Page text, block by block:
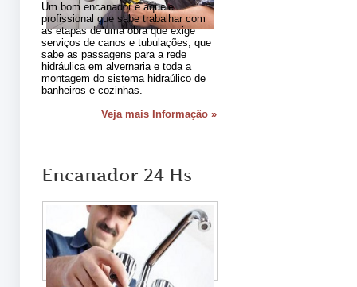
Um bom encanador é aquele
profissional que sabe trabalhar com
as etapas de uma obra que exige
serviços de canos e tubulações, que
sabe as passagens para a rede
hidráulica em alvernaria e toda a
montagem do sistema hidraúlico de
banheiros e cozinhas.
Veja mais Informação »
Encanador 24 Hs